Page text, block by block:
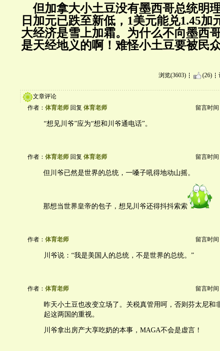
但加拿大小土豆没有墨西哥总统明
日加元已跌至新低，1美元能兑1.45加
大经济是雪上加霜。为什么不向墨西
是天经地义的啊！难怪小土豆要被民
浏览(3603) (26)
文章评论
作者： 体育老师 回复 体育老师 留言时间
“想见川爷”应为“想和川爷通电话”。
作者： 体育老师 回复 体育老师 留言时间
但川爷已然是世界的总统，一嗓子吼得地动山摇。
那想当世界皇帝的包子，想见川爷还得抖抖索索
作者： 体育老师 留言时间
川爷说：“我是美国人的总统，不是世界的总统。”
作者： 体育老师 留言时间
昨天小土豆也改变立场了。关税真管用呵，否则芬太尼和
起这两国的重视。
川爷拿出房产大享吃奶的本事，MAGA不会是虚言！